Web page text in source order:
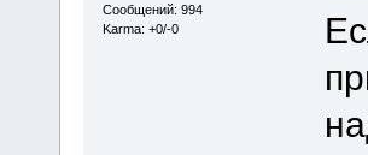
Сообщений: 994
Karma: +0/-0